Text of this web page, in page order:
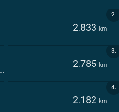
2.
2.833 km
3.
2.785 km
4.
2.182 km